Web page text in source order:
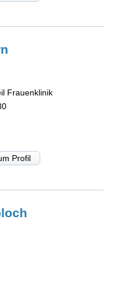
Frauenklinik
Profil